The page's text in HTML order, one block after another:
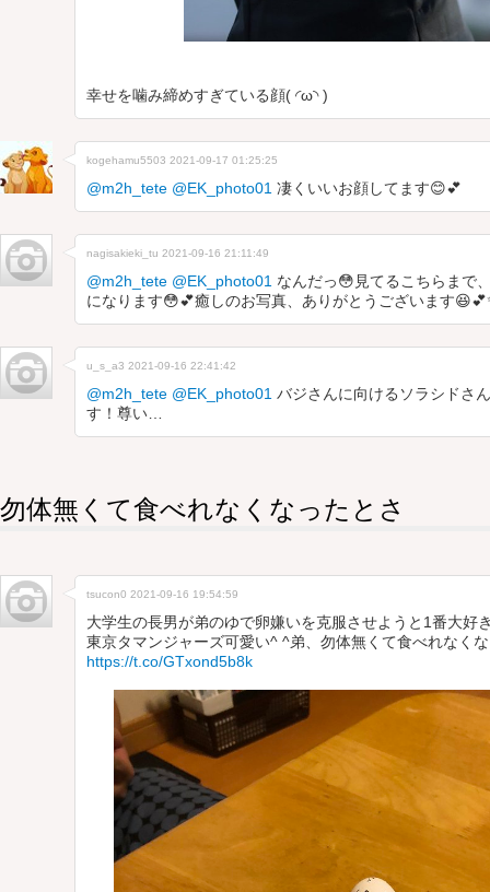
幸せを噛み締めすぎている顔( ◜ω◝ )
kogehamu5503 2021-09-17 01:25:25
@m2h_tete @EK_photo01 凄くいいお顔してます😊💕
nagisakieki_tu 2021-09-16 21:11:49
@m2h_tete @EK_photo01 なんだっ😳見てるこちらまで
になります😳💕癒しのお写真、ありがとうございます
u_s_a3 2021-09-16 22:41:42
@m2h_tete @EK_photo01 バジさんに向けるソラシドさ
す！尊い…
勿体無くて食べれなくなったとさ
tsucon0 2021-09-16 19:54:59
大学生の長男が弟のゆで卵嫌いを克服させようと1番大好
東京タマンジャーズ可愛い^ ^弟、勿体無くて食べれなく
https://t.co/GTxond5b8k